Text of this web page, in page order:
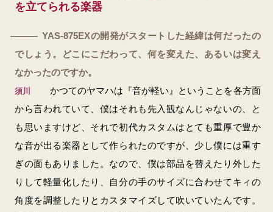
を立てられる楽器
― YAS-875EXの開発がスタートした経緯は何だったの
でしょう。どこにこだわって、何を変えた、あるいは変え
なかったのですか。
須川
かつてのヤマハは『音が軽い』ということを各方面
から言われていて、僕はそれも先入観なんじゃないの、と
も思いますけど、それで初代カスタムはとても重厚で豊か
な音が出る楽器として作られたのですが、少し僕には重す
ぎの面もありました。なので、僕は部品を替えたり外した
りして軽量化したり、自分の手のサイズに合わせてキィの
角度を調整したりとカスタマイズして吹いていたんです。